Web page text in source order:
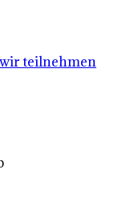
teilnehmen